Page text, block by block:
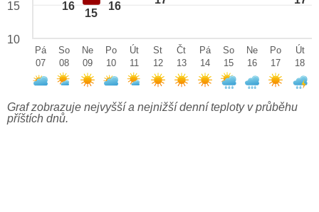
16
15
16
15
10
Pá
07
So
08
Ne
09
Po
10
Út
11
St
12
Čt
13
Pá
14
So
15
Ne
16
Po
17
Út
18
Graf zobrazuje nejvyšší a nejnižší denní teploty v průběhu
příštích dnů.